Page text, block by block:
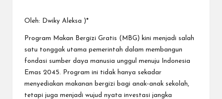
Oleh: Dwiky Aleksa )*
Program Makan Bergizi Gratis (MBG) kini menjadi salah
satu tonggak utama pemerintah dalam membangun
fondasi sumber daya manusia unggul menuju Indonesia
Emas 2045. Program ini tidak hanya sekadar
menyediakan makanan bergizi bagi anak-anak sekolah,
tetapi juga menjadi wujud nyata investasi jangka